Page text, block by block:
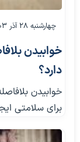
چهارشنبه ۲۸ آذر ۱۴۰۳
خوابیدن
دارد؟
خوابیدن
برای سلامتی